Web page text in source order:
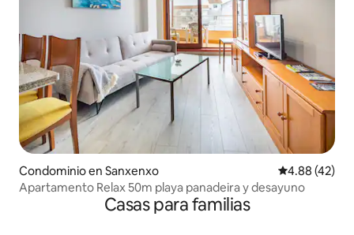
Condominio en Sanxenxo Calificación
4.88 (42)
Apartamento Relax 50m playa panadeira y desayuno
Casas para familias